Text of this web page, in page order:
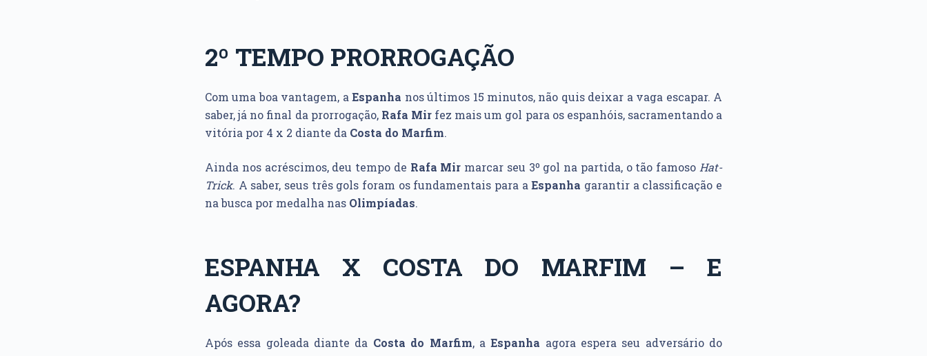
2º TEMPO PRORROGAÇÃO
Com uma boa vantagem, aEspanha nos últimos 15 minutos, não quis deixar a vaga escapar. A
saber, já no final da prorrogação, Rafa Mirfez mais um gol para os espanhóis, sacramentando a
vitória por 4 x 2 diante da Costa do Marfim.
Ainda nos acréscimos, deu tempo de Rafa Mir marcar seu 3º gol na partida, o tão famoso Hat-
Trick. A saber, seus três gols foram os fundamentais para aEspanha garantir a classificação e
na busca por medalha nas Olimpíadas.
ESPANHA X COSTA DO MARFIM – E
AGORA?
Após essa goleada diante da Costa do Marfim, aEspanha agora espera seu adversário do